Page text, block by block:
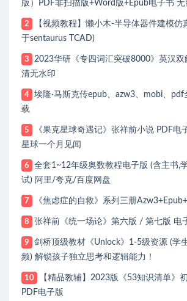
版）PDF非扫描版+Word版+Epub电子书 无
2
【视频教程】懒小木-半导体器件建模仿
于sentaurus TCAD)
3
2023华研《专四词汇突破8000》英汉
清无水印
4
埃隆·马斯克传epub、azw3、mobi、
载
5
《果克星球奇遇记》张祥前小说 PDF电
星球一个月见闻
6
全套1~12年级奥数教程电子版 (含主书,
试) 阿里/夸克/百度网盘
7 《焦虑症的自救》系列三册
8 张祥前《统一场论》第六版 / 第七版 电
9
剑桥顶级教材《Unlock》1-5级资源 (学
频) 解锁孩子独立思考和逻辑能力！
10
【精品教辅】2023版《53知识清单》
PDF电子版